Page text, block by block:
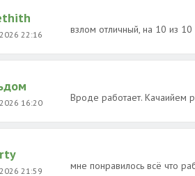
22:16 взлом отличный, на 10 из 10
16:20 Вроде работает. Качаийем
21:59 мне понравилось всё что